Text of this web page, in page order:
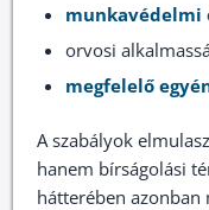
munkavédelmi
orvosi
megfelelő
A szabályok
hanem bírságolási
hátterében azonban